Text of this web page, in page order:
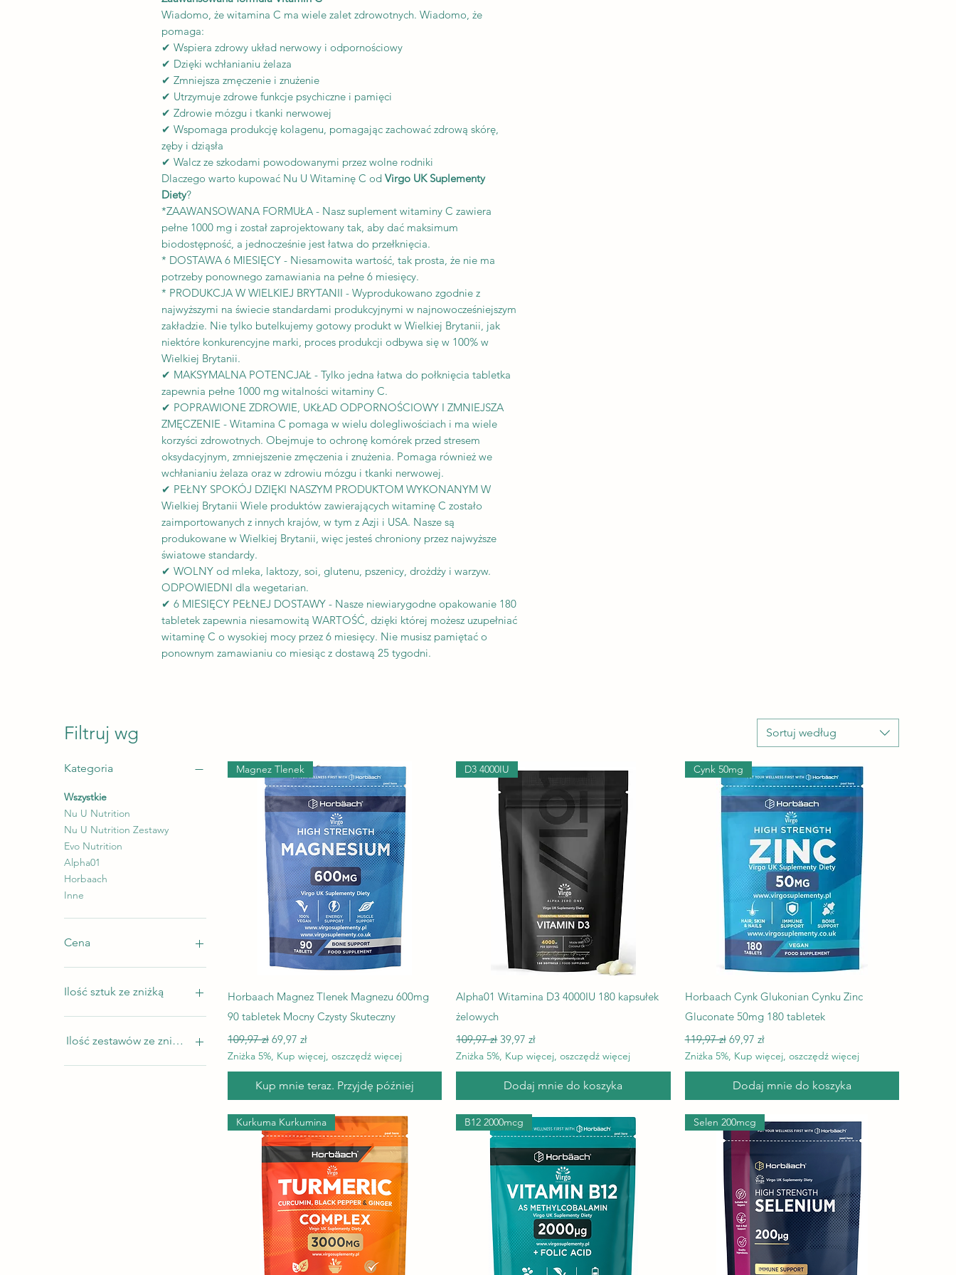
Wiadomo, że witamina C ma wiele zalet zdrowotnych. Wiadomo, że
pomaga:
✔ Wspiera zdrowy układ nerwowy i odpornościowy
✔ Dzięki wchłanianiu żelaza
✔ Zmniejsza zmęczenie i znużenie
✔ Utrzymuje zdrowe funkcje psychiczne i pamięci
✔ Zdrowie mózgu i tkanki nerwowej
✔ Wspomaga produkcję kolagenu, pomagając zachować zdrową skórę,
zęby i dziąsła
✔ Walcz ze szkodami powodowanymi przez wolne rodniki
Dlaczego warto kupować Nu U Witaminę C od Virgo UK Suplementy
Diety?
*ZAAWANSOWANA FORMUŁA - Nasz suplement witaminy C zawiera
pełne 1000 mg i został zaprojektowany tak, aby dać maksimum
biodostępność, a jednocześnie jest łatwa do przełknięcia.
* DOSTAWA 6 MIESIĘCY - Niesamowita wartość, tak prosta, że ​​nie ma
potrzeby ponownego zamawiania na pełne 6 miesięcy.
* PRODUKCJA W WIELKIEJ BRYTANII - Wyprodukowano zgodnie z
najwyższymi na świecie standardami produkcyjnymi w najnowocześniejszym
zakładzie. Nie tylko butelkujemy gotowy produkt w Wielkiej Brytanii, jak
niektóre konkurencyjne marki, proces produkcji odbywa się w 100% w
Wielkiej Brytanii.
✔ MAKSYMALNA POTENCJAŁ - Tylko jedna łatwa do połknięcia tabletka
zapewnia pełne 1000 mg witalności witaminy C.
✔ POPRAWIONE ZDROWIE, UKŁAD ODPORNOŚCIOWY I ZMNIEJSZA
ZMĘCZENIE - Witamina C pomaga w wielu dolegliwościach i ma wiele
korzyści zdrowotnych. Obejmuje to ochronę komórek przed stresem
oksydacyjnym, zmniejszenie zmęczenia i znużenia. Pomaga również we
wchłanianiu żelaza oraz w zdrowiu mózgu i tkanki nerwowej.
✔ PEŁNY SPOKÓJ DZIĘKI NASZYM PRODUKTOM WYKONANYM W
Wielkiej Brytanii Wiele produktów zawierających witaminę C zostało
zaimportowanych z innych krajów, w tym z Azji i USA. Nasze są
produkowane w Wielkiej Brytanii, więc jesteś chroniony przez najwyższe
światowe standardy.
✔ WOLNY od mleka, laktozy, soi, glutenu, pszenicy, drożdży i warzyw.
ODPOWIEDNI dla wegetarian.
✔ 6 MIESIĘCY PEŁNEJ DOSTAWY - Nasze niewiarygodne opakowanie 180
tabletek zapewnia niesamowitą WARTOŚĆ, dzięki której możesz uzupełniać
witaminę C o wysokiej mocy przez 6 miesięcy. Nie musisz pamiętać o
ponownym zamawianiu co miesiąc z dostawą 25 tygodni.
Filtruj wg
Kategoria
Wszystkie
Nu U Nutrition
Nu U Nutrition Zestawy
Evo Nutrition
Alpha01
Horbaach
Inne
Cena
Ilość sztuk ze zniżką
1
2
4
Ilość zestawów ze zniżką
1
Sortuj według
Podgląd
Magnez Tlenek
Horbaach Magnez Tlenek Magnezu 600mg
90 tabletek Mocny Czysty Skuteczny
Regularna cena
109,97 zł Cena rabatowa
69,97 zł
Zniżka 5%, Kup więcej, oszczędź więcej
Kup mnie teraz. Przyjdę później
Podgląd
D3 4000IU
Alpha01 Witamina D3 4000IU 180 kapsułek
żelowych
Regularna cena
109,97 zł Cena rabatowa
39,97 zł
Zniżka 5%, Kup więcej, oszczędź więcej
Dodaj mnie do koszyka
Podgląd
Cynk 50mg
Horbaach Cynk Glukonian Cynku Zinc
Gluconate 50mg 180 tabletek
Regularna cena
119,97 zł Cena rabatowa
69,97 zł
Zniżka 5%, Kup więcej, oszczędź więcej
Dodaj mnie do koszyka
Kurkuma Kurkumina B12 2000mcg Selen 200mcg